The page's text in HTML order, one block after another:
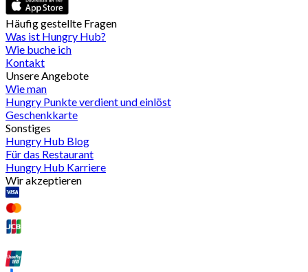
Häufig gestellte Fragen
Was ist Hungry Hub?
Wie buche ich
Kontakt
Unsere Angebote
Wie man
Hungry Punkte verdient und einlöst
Geschenkkarte
Sonstiges
Hungry Hub Blog
Für das Restaurant
Hungry Hub Karriere
Wir akzeptieren